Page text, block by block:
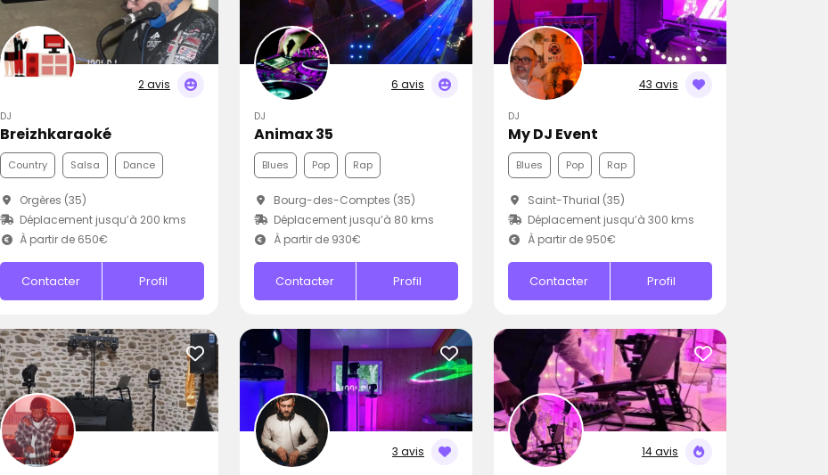
2 avis
DJ
Breizhkaraoké
Country Salsa Dance
Orgères (35)
Déplacement jusqu’à 200 kms
À partir de 650€
Contacter Profil
6 avis
DJ
Animax 35
Blues Pop Rap
Bourg-des-Comptes (35)
Déplacement jusqu’à 80 kms
À partir de 930€
Contacter Profil
43 avis
DJ
My DJ Event
Blues Pop Rap
Saint-Thurial (35)
Déplacement jusqu’à 300 kms
À partir de 950€
Contacter Profil
3 avis 14 avis